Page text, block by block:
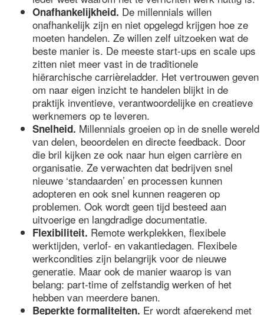
Onafhankelijkheid. De millennials willen
onafhankelijk zijn en niet opgelegd krijgen hoe ze
moeten handelen. Ze willen zelf uitzoeken wat de
beste manier is. De meeste start-ups en scale ups
zitten niet meer vast in de traditionele
hiërarchische carrièreladder. Het vertrouwen geven
om naar eigen inzicht te handelen blijkt in de
praktijk inventieve, verantwoordelijke en creatieve
werknemers op te leveren.
Snelheid. Millennials groeien op in de snelle wereld
van delen, beoordelen en directe feedback. Door
die bril kijken ze ook naar hun eigen carrière en
organisatie. Ze verwachten dat bedrijven snel
nieuwe ‘standaarden’ en processen kunnen
adopteren en ook snel kunnen reageren op
problemen. Ook wordt geen tijd besteed aan
uitvoerige en langdradige documentatie.
Flexibiliteit. Remote werkplekken, flexibele
werktijden, verlof- en vakantiedagen. Flexibele
werkcondities zijn belangrijk voor de nieuwe
generatie. Maar ook de manier waarop is van
belang: part-time of zelfstandig werken of het
hebben van meerdere banen.
Beperkte formaliteiten. Er wordt afgerekend met